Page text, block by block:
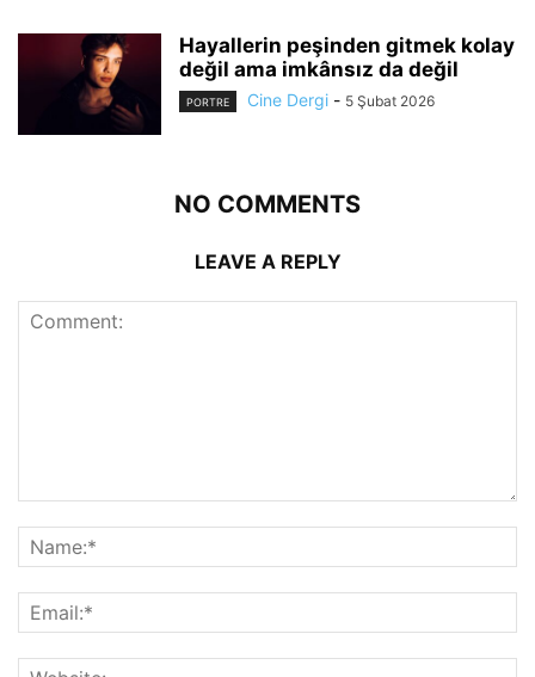
Hayallerin peşinden gitmek kolay
değil ama imkânsız da değil
PORTRE Cine Dergi - 5 Şubat 2026
NO COMMENTS
LEAVE A REPLY